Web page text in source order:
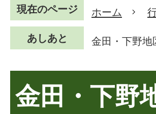
現在のページ ホーム
あしあと 金田・下野地
金田・下野